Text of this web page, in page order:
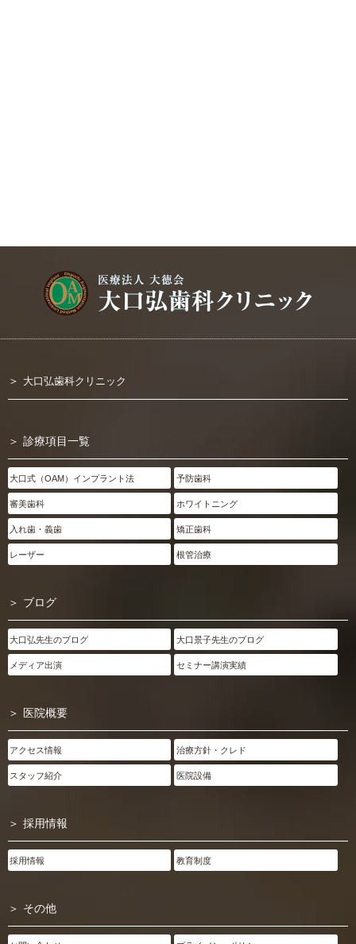
大口弘歯科クリニック
診療項目一覧
大口式（OAM）インプラント法 予防歯科
審美歯科 ホワイトニング
入れ歯・義歯 矯正歯科
レーザー 根管治療
ブログ
大口弘先生のブログ 大口景子先生のブログ
メディア出演 セミナー講演実績
医院概要
アクセス情報 治療方針・クレド
スタッフ紹介 医院設備
採用情報
採用情報 教育制度
その他